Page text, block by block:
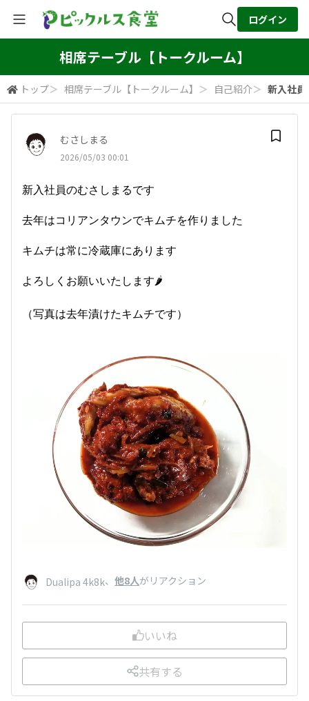
全体検索
検索
ログイン
相席テーブル【トークルーム】
トップ＞ 相席テーブル【トークルーム】 ＞ 自己紹介＞ 新入社
むさしまる
2026/05/03 00:01
新入社員のむさしまるです
去年はコリアンタウンでキムチを作りました
キムチは常に冷蔵庫にあります
よろしくお願いいたします🌶️
（写真は去年漬けたキムチです）
Dualipa 4k8k、 他8人がリアクション
いいね
共有する